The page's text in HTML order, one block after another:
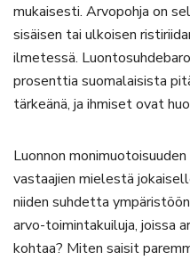
mukaisesti. Arvopohja on
sisäisen tai ulkoisen
ilmetessä.
prosenttia suomalaisista
tärkeänä, ja ihmiset ovat
Luonnon
vastaajien mielestä
niiden suhdetta
arvo-toimintakuiluja, joissa
kohtaa? Miten saisit